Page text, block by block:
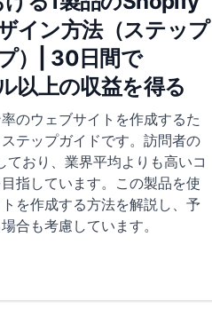
イン方法（ステップ
）| 30日間で
以上の収益を得る
のウェブサイトを作成するた
テップガイドです。訪問者の
ており、業界平均よりも高いコ
指しています。この製品を使
を作成する方法を解説し、予
合も考慮しています。